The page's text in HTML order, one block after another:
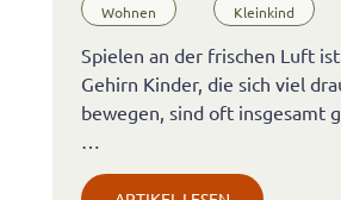
Wohnen Kleinkind
Spielen an der frischen Luft
Gehirn Kinder, die sich viel
bewegen, sind oft insgesamt
…